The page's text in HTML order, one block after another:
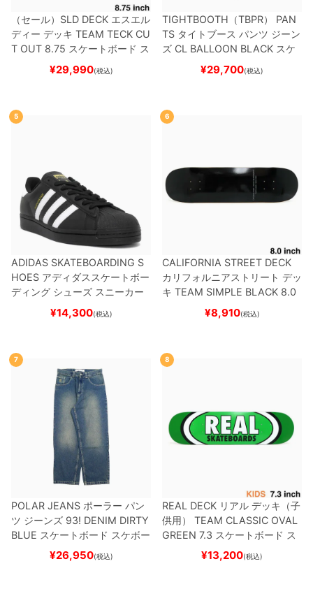
（セール） SLD DECK エスエル
ディー デッキ TEAM TECK CU
T OUT 8.75 スケートボード ス
¥29,990(税込)
TIGHTBOOTH（TBPR） PAN
TS タイトブース パンツ ジーン
ズ CL BALLOON BLACK スケ
ートボード スケボー
¥29,700(税込)
5
ADIDAS SKATEBOARDING S
HOES アディダススケートボー
ディング シューズ スニーカー
スーパースター SUPERSTAR A
BLACK/WHITE/WHITE
ー
¥14,300(税込)
6
CALIFORNIA STREET DECK
カリフォルニアストリート デッ
キ TEAM SIMPLE BLACK 8.0
ブランク（BBS / GENERATO
スケートボード スケボー
¥8,910(税込)
7
POLAR JEANS ポーラー パン
ツ ジーンズ 93! DENIM DIRTY
BLUE スケートボード スケボー
¥26,950(税込)
8
REAL DECK リアル デッキ（子
供用）
TEAM CLASSIC OVAL
GREEN 7.3 スケートボード ス
¥13,200(税込)